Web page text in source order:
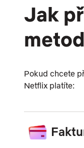
Jak
Pokud chcete
Netflix platíte: